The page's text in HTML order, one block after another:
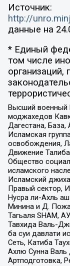
Источник:
http://
данные на
* Единый
том числе
организаций,
Высший военный
моджахедов
Дагестана,
Исламская
освобождения,
Движение
Общество
исламского
Исламский
Правый сектор,
Нусра ли-Ахль
Минина и Д.
Тагьаля SHAM,
Тавхида Валь-
ба суи давлати
Сеть, Катиба
Ахлю Сунна Валь
Артподготовка,